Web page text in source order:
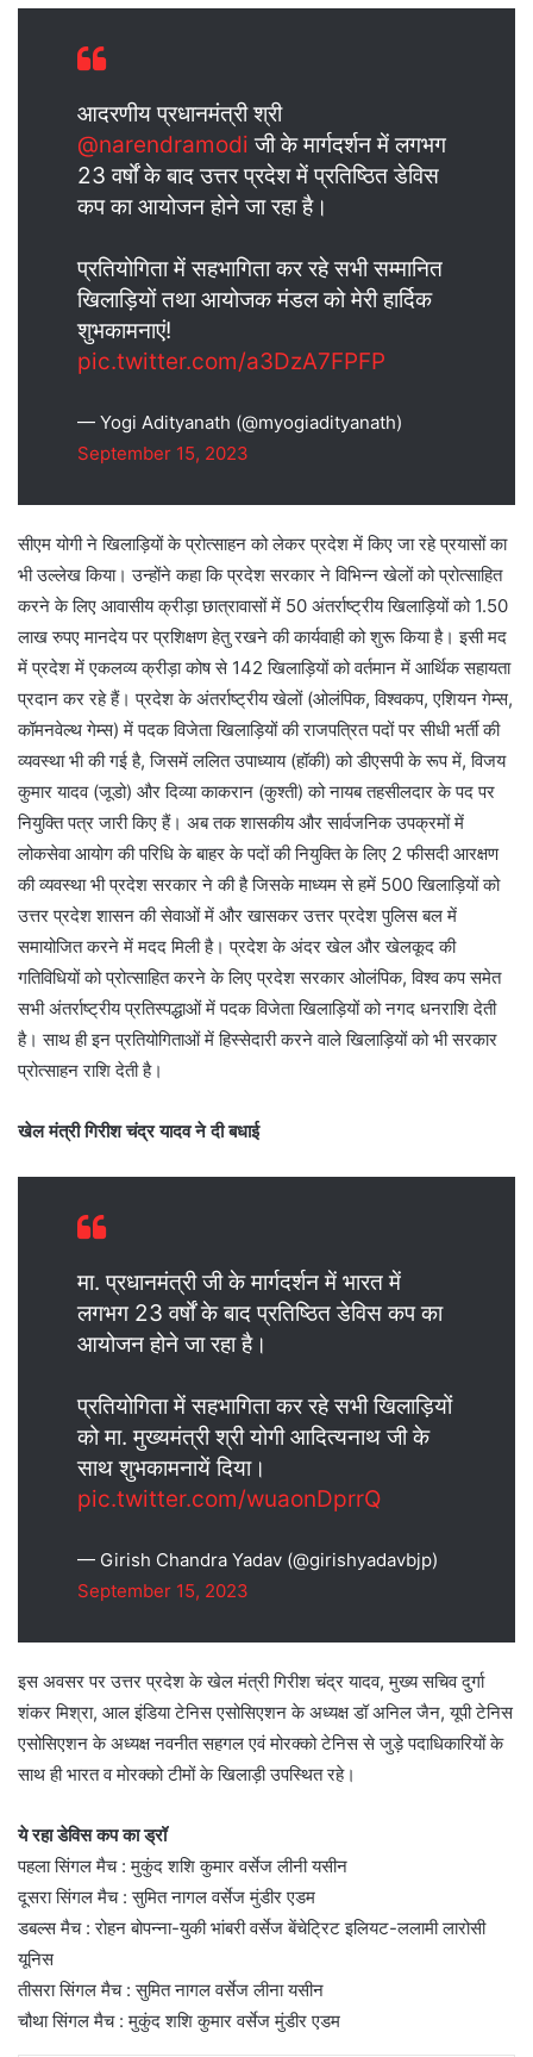
आदरणीय प्रधानमंत्री श्री
@narendramodi जी के मार्गदर्शन में लगभग
23 वर्षों के बाद उत्तर प्रदेश में प्रतिष्ठित डेविस
कप का आयोजन होने जा रहा है।
प्रतियोगिता में सहभागिता कर रहे सभी सम्मानित
खिलाड़ियों तथा आयोजक मंडल को मेरी हार्दिक
शुभकामनाएं!
pic.twitter.com/a3DzA7FPFP
— Yogi Adityanath (@myogiadityanath)
September 15, 2023
सीएम योगी ने खिलाड़ियों के प्रोत्साहन को लेकर प्रदेश में किए जा रहे प्रयासों का
भी उल्लेख किया। उन्होंने कहा कि प्रदेश सरकार ने विभिन्न खेलों को प्रोत्साहित
करने के लिए आवासीय क्रीड़ा छात्रावासों में 50 अंतर्राष्ट्रीय खिलाड़ियों को 1.50
लाख रुपए मानदेय पर प्रशिक्षण हेतु रखने की कार्यवाही को शुरू किया है। इसी मद
में प्रदेश में एकलव्य क्रीड़ा कोष से 142 खिलाड़ियों को वर्तमान में आर्थिक सहायता
प्रदान कर रहे हैं। प्रदेश के अंतर्राष्ट्रीय खेलों (ओलंपिक, विश्वकप, एशियन गेम्स,
कॉमनवेल्थ गेम्स) में पदक विजेता खिलाड़ियों की राजपत्रित पदों पर सीधी भर्ती की
व्यवस्था भी की गई है, जिसमें ललित उपाध्याय (हॉकी) को डीएसपी के रूप में, विजय
कुमार यादव (जूडो) और दिव्या काकरान (कुश्ती) को नायब तहसीलदार के पद पर
नियुक्ति पत्र जारी किए हैं। अब तक शासकीय और सार्वजनिक उपक्रमों में
लोकसेवा आयोग की परिधि के बाहर के पदों की नियुक्ति के लिए 2 फीसदी आरक्षण
की व्यवस्था भी प्रदेश सरकार ने की है जिसके माध्यम से हमें 500 खिलाड़ियों को
उत्तर प्रदेश शासन की सेवाओं में और खासकर उत्तर प्रदेश पुलिस बल में
समायोजित करने में मदद मिली है। प्रदेश के अंदर खेल और खेलकूद की
गतिविधियों को प्रोत्साहित करने के लिए प्रदेश सरकार ओलंपिक, विश्व कप समेत
सभी अंतर्राष्ट्रीय प्रतिस्पद्धाओं में पदक विजेता खिलाड़ियों को नगद धनराशि देती
है। साथ ही इन प्रतियोगिताओं में हिस्सेदारी करने वाले खिलाड़ियों को भी सरकार
प्रोत्साहन राशि देती है।
खेल मंत्री गिरीश चंद्र यादव ने दी बधाई
मा. प्रधानमंत्री जी के मार्गदर्शन में भारत में
लगभग 23 वर्षों के बाद प्रतिष्ठित डेविस कप का
आयोजन होने जा रहा है।
प्रतियोगिता में सहभागिता कर रहे सभी खिलाड़ियों
को मा. मुख्यमंत्री श्री योगी आदित्यनाथ जी के
साथ शुभकामनायें दिया।
pic.twitter.com/wuaonDprrQ
— Girish Chandra Yadav (@girishyadavbjp)
September 15, 2023
इस अवसर पर उत्तर प्रदेश के खेल मंत्री गिरीश चंद्र यादव, मुख्य सचिव दुर्गा
शंकर मिश्रा, आल इंडिया टेनिस एसोसिएशन के अध्यक्ष डॉ अनिल जैन, यूपी टेनिस
एसोसिएशन के अध्यक्ष नवनीत सहगल एवं मोरक्को टेनिस से जुड़े पदाधिकारियों के
साथ ही भारत व मोरक्को टीमों के खिलाड़ी उपस्थित रहे।
ये रहा डेविस कप का ड्रॉ
पहला सिंगल मैच : मुकुंद शशि कुमार वर्सेज लीनी यसीन
दूसरा सिंगल मैच : सुमित नागल वर्सेज मुंडीर एडम
डबल्स मैच : रोहन बोपन्ना-युकी भांबरी वर्सेज बेंचेट्रिट इलियट-ललामी लारोसी
यूनिस
तीसरा सिंगल मैच : सुमित नागल वर्सेज लीना यसीन
चौथा सिंगल मैच : मुकुंद शशि कुमार वर्सेज मुंडीर एडम